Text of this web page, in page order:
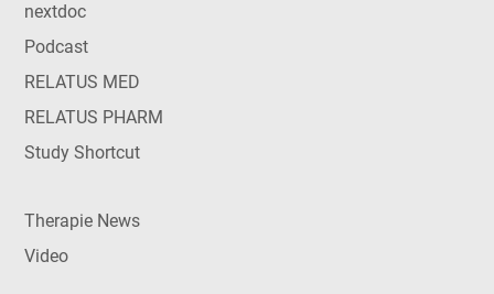
nextdoc
Podcast
RELATUS MED
RELATUS PHARM
Study Shortcut
Therapie News
Video